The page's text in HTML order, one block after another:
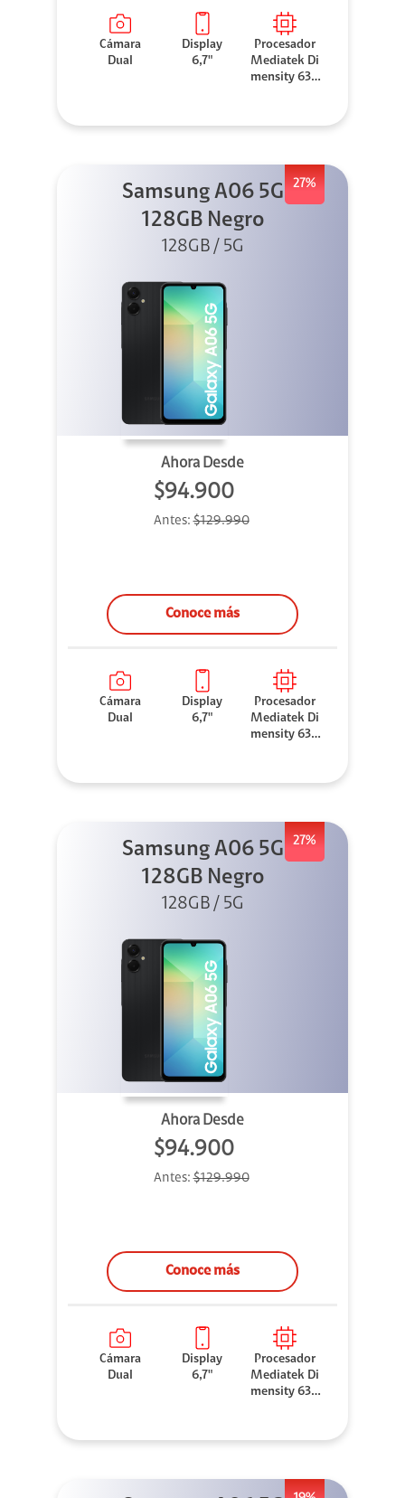
Cámara
Dual
Display
6,7"
Procesador
Mediatek Di
mensity 630
27%
Samsung A06 5G
128GB Negro
128GB / 5G
Ahora Desde
$94.900
Antes:$129.990
Conoce más
Cámara
Dual
Display
6,7"
Procesador
Mediatek Di
mensity 630
27%
Samsung A06 5G
128GB Negro
128GB / 5G
Ahora Desde
$94.900
Antes:$129.990
Conoce más
Cámara
Dual
Display
6,7"
Procesador
Mediatek Di
mensity 630